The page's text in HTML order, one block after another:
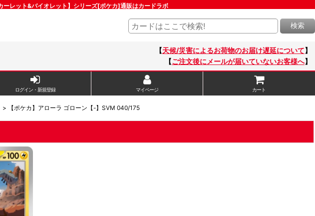
レット&バイオレット】シリーズ[ポケカ]通販はカードラボ
検索
【天候/災害によるお荷物のお届け遅延について】
【ご注文後にメールが届いていないお客様へ】
ログイン・新規登録 マイページ カート
> 【ポケカ】アローラ ゴローン【-】SVM 040/175